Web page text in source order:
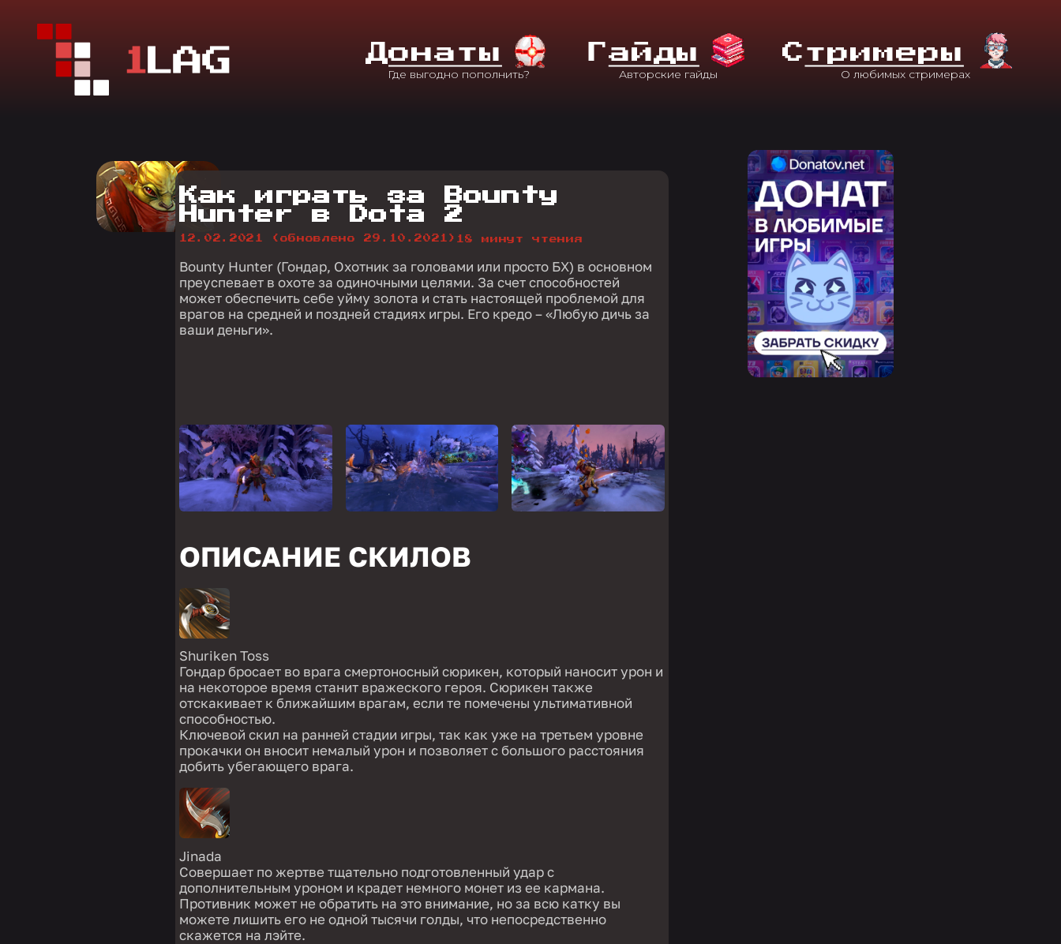
ДОнаты ГАйды С Тримеры
Как играть за Bounty
Hunter в Dota 2
12.02.2021 (обновлено 29.10.2021) 18 минут чтения
Bounty Hunter (Гондар, Охотник за головами или просто БХ) в основном
преуспевает в охоте за одиночными целями. За счет способностей
может обеспечить себе уйму золота и стать настоящей проблемой для
врагов на средней и поздней стадиях игры. Его кредо – «Любую дичь за
ваши деньги».
ОПИСАНИЕ СКИЛОВ
Shuriken Toss
Гондар бросает во врага смертоносный сюрикен, который наносит урон и
на некоторое время станит вражеского героя. Сюрикен также
отскакивает к ближайшим врагам, если те помечены ультимативной
способностью.
Ключевой скил на ранней стадии игры, так как уже на третьем уровне
прокачки он вносит немалый урон и позволяет с большого расстояния
добить убегающего врага.
Jinada
Совершает по жертве тщательно подготовленный удар с
дополнительным уроном и крадет немного монет из ее кармана.
Противник может не обратить на это внимание, но за всю катку вы
можете лишить его не одной тысячи голды, что непосредственно
скажется на лэйте.